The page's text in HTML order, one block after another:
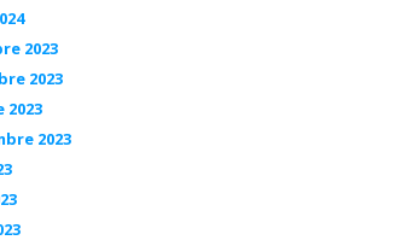
2023
2023
2023